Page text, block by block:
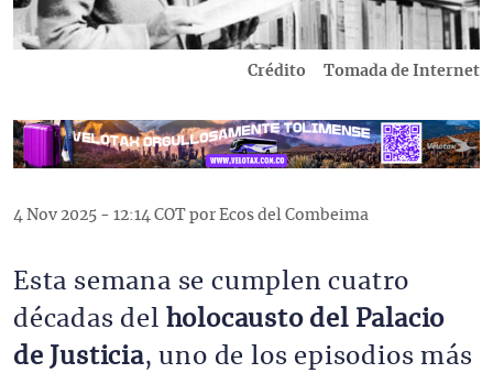
Crédito Tomada de Internet
4 Nov 2025 - 12:14 COT por Ecos del Combeima
Esta semana se cumplen cuatro
décadas del holocausto del Palacio
de Justicia, uno de los episodios más